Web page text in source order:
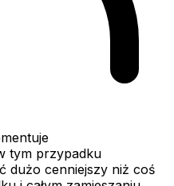
tym przypadku
dużo cenniejszy niż coś